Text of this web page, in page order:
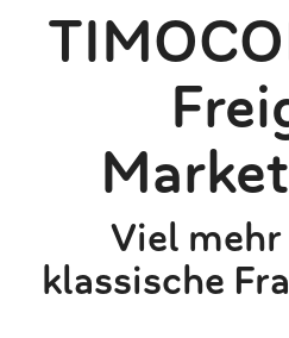
Viel mehr
klassische